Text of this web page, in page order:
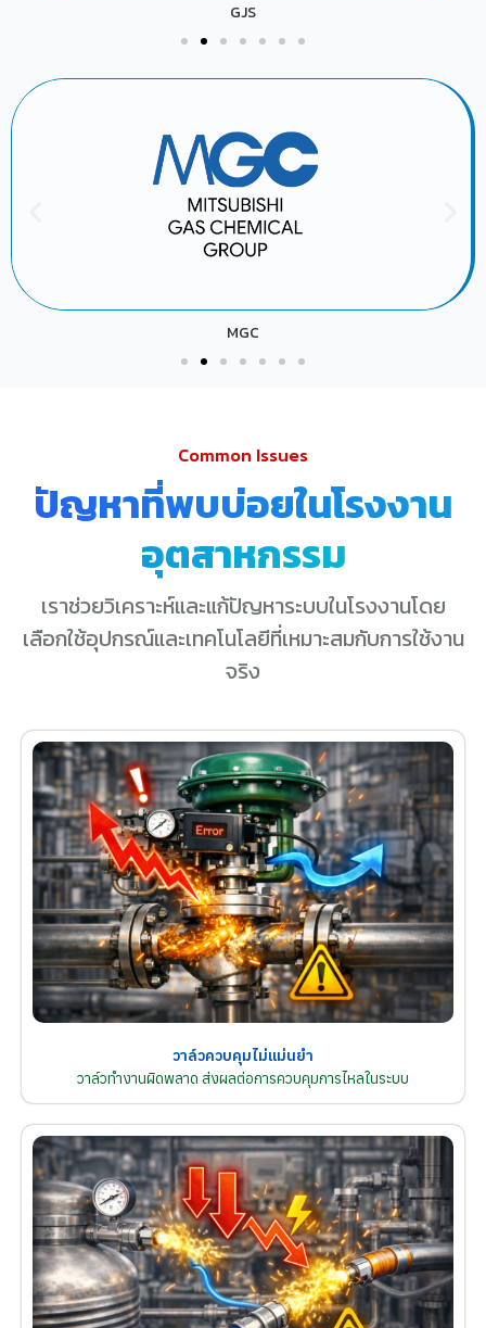
GJS
MGC
Common Issues
ปัญหาที่พบบ่อยในโรงงาน
อุตสาหกรรม
เราช่วยวิเคราะห์และแก้ปัญหาระบบในโรงงานโดย
เลือกใช้อุปกรณ์และเทคโนโลยีที่เหมาะสมกับการใช้งาน
จริง
วาล์วควบคุมไม่แม่นยำ
วาล์วทำงานผิดพลาด ส่งผลต่อการควบคุมการไหลในระบบ